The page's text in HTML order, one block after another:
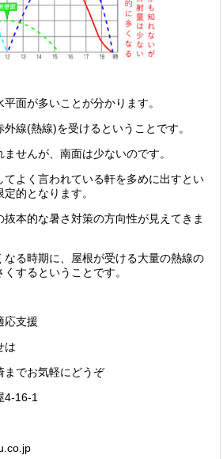
面が多いことが分かります。
線(熱線)を受けるということです。
せんが、南面は少ないのです。
てよく言われている軒を多めに出すとい
的となります。
抜本的な暑さ対策の方向性が見えてきま
なる時期に、屋根が受ける大量の熱線の
するということです。
応支援
は
でお気軽にどうぞ
4-16-1